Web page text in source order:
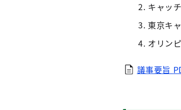
キャッ
東京キ
オリン
議事要旨